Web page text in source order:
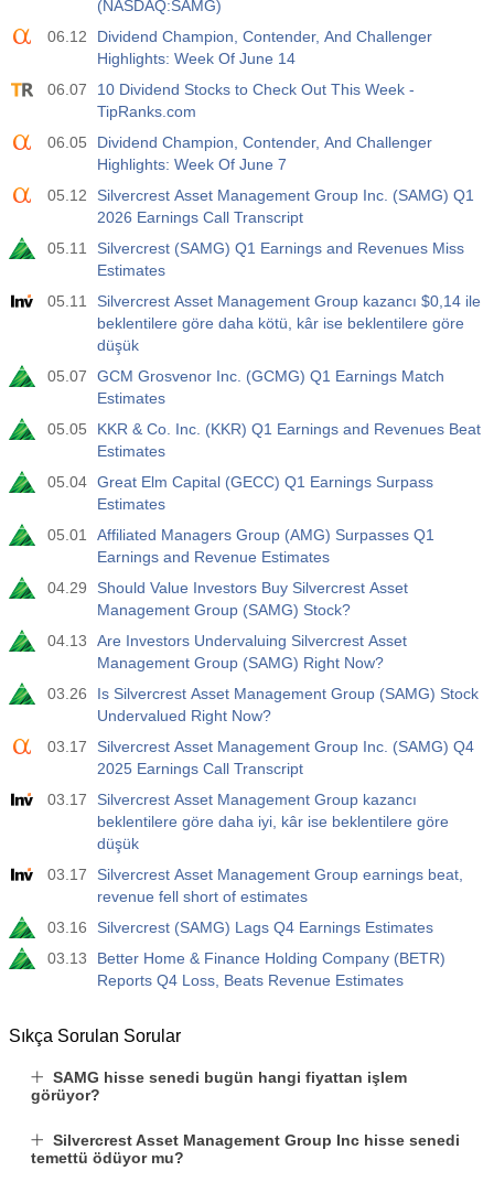
(NASDAQ:SAMG)
06.12
Dividend Champion, Contender, And Challenger
Highlights: Week Of June 14
06.07
10 Dividend Stocks to Check Out This Week -
TipRanks.com
06.05
Dividend Champion, Contender, And Challenger
Highlights: Week Of June 7
05.12
Silvercrest Asset Management Group Inc. (SAMG) Q1
2026 Earnings Call Transcript
05.11
Silvercrest (SAMG) Q1 Earnings and Revenues Miss
Estimates
05.11
Silvercrest Asset Management Group kazancı $0,14 ile
beklentilere göre daha kötü, kâr ise beklentilere göre
düşük
05.07
GCM Grosvenor Inc. (GCMG) Q1 Earnings Match
Estimates
05.05
KKR & Co. Inc. (KKR) Q1 Earnings and Revenues Beat
Estimates
05.04 Great Elm Capital (GECC) Q1 Earnings Surpass
Estimates
05.01
Affiliated Managers Group (AMG) Surpasses Q1
Earnings and Revenue Estimates
04.29
Should Value Investors Buy Silvercrest Asset
Management Group (SAMG) Stock?
04.13
Are Investors Undervaluing Silvercrest Asset
Management Group (SAMG) Right Now?
03.26
Is Silvercrest Asset Management Group (SAMG) Stock
Undervalued Right Now?
03.17
Silvercrest Asset Management Group Inc. (SAMG) Q4
2025 Earnings Call Transcript
03.17
Silvercrest Asset Management Group kazancı
beklentilere göre daha iyi, kâr ise beklentilere göre
düşük
03.17
Silvercrest Asset Management Group earnings beat,
revenue fell short of estimates
03.16
Silvercrest (SAMG) Lags Q4 Earnings Estimates
03.13
Better Home & Finance Holding Company (BETR)
Reports Q4 Loss, Beats Revenue Estimates
Sıkça Sorulan Sorular
SAMG hisse senedi bugün hangi fiyattan işlem
görüyor?
Silvercrest Asset Management Group Inc hisse senedi
temettü ödüyor mu?